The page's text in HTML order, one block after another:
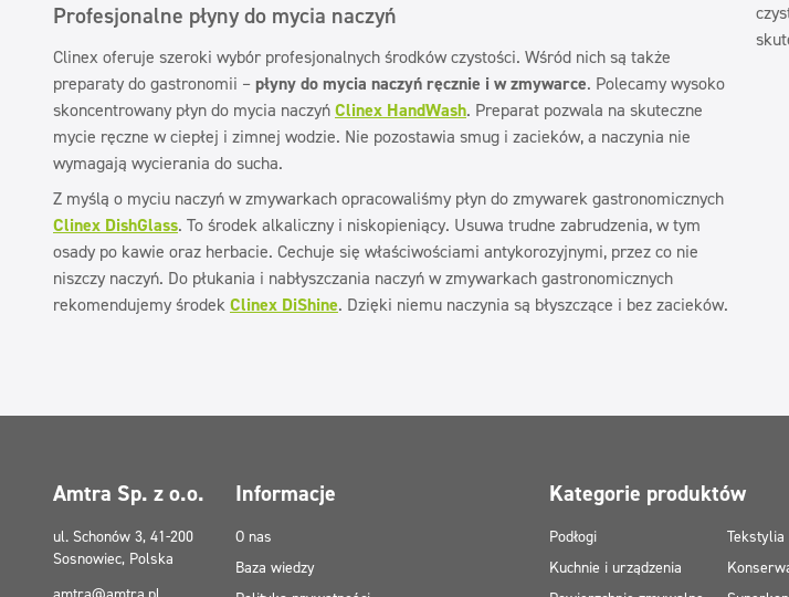
Profesjonalne płyny do mycia naczyń
Clinex oferuje szeroki wybór profesjonalnych środków czystości. Wśród nich są także
preparaty do gastronomii –płyny do mycia naczyń ręcznie i w zmywarce. Polecamy wysoko
skoncentrowany płyn do mycia naczyńClinex HandWash. Preparat pozwala na skuteczne
mycie ręczne w ciepłej i zimnej wodzie. Nie pozostawia smug i zacieków, a naczynia nie
wymagają wycierania do sucha.
Z myślą o myciu naczyń w zmywarkach opracowaliśmy płyn do zmywarek gastronomicznych
Clinex DishGlass. To środek alkaliczny i niskopieniący. Usuwa trudne zabrudzenia, w tym
osady po kawie oraz herbacie. Cechuje się właściwościami antykorozyjnymi, przez co nie
niszczy naczyń. Do płukania i nabłyszczania naczyń w zmywarkach gastronomicznych
rekomendujemy środekClinex DiShine. Dzięki niemu naczynia są błyszczące i bez zacieków.
Amtra Sp. z o.o.
ul. Schonów 3, 41-200
Sosnowiec, Polska
Informacje
O nas
Baza wiedzy
Kategorie produktów
Podłogi
Kuchnie i urządzenia
Tekstylia